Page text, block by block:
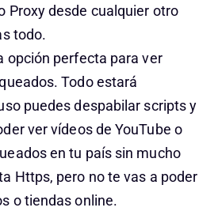
Proxy desde cualquier otro
todo.
opción perfecta para ver
Todo estará
puedes despabilar scripts y
ver vídeos de YouTube o
en tu país sin mucho
Https, pero no te vas a poder
o tiendas online.